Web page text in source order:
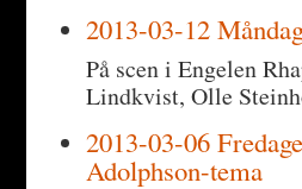
2013-03-12
På scen i Engelen
Lindkvist, Olle
2013-03-06
Adolphson-tema